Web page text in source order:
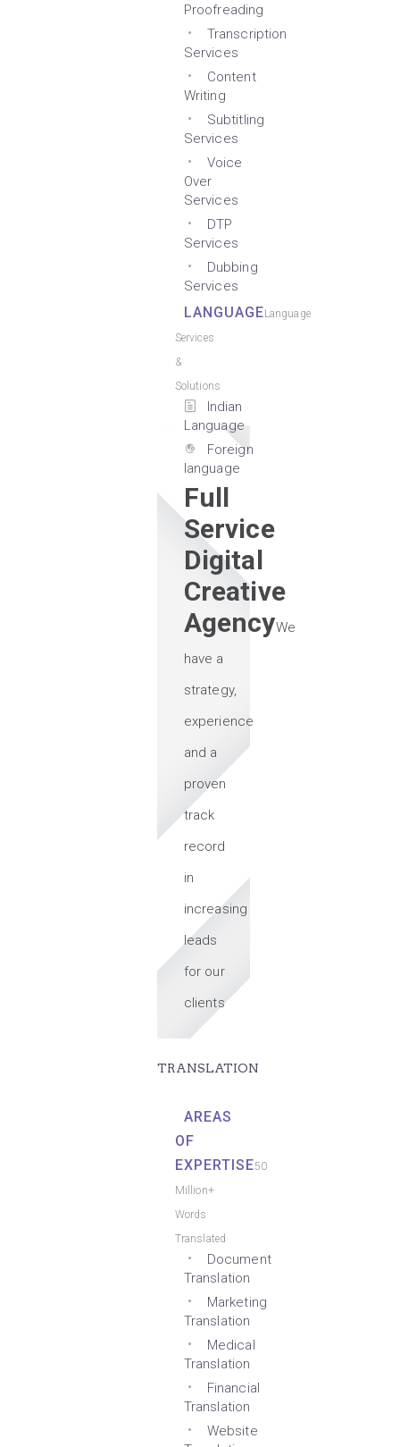
Proofreading
Transcription
Services
Content
Writing
Subtitling
Services
Voice
Over
Services
DTP
Services
Dubbing
Services
LANGUAGELanguage
Services
&
Solutions
Indian
Language
Foreign
language
Full
Service
Digital
Creative
AgencyWe
have a
strategy,
experience
and a
proven
track
record
in
increasing
leads
for our
clients
TRANSLATION
AREAS
OF
EXPERTISE50
Million+
Words
Translated
Document
Translation
Marketing
Translation
Medical
Translation
Financial
Translation
Website